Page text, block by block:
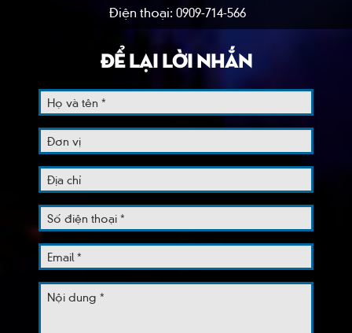
Điện thoại: 0909-714-566
ĐỂ LẠI LỜI NHẮN